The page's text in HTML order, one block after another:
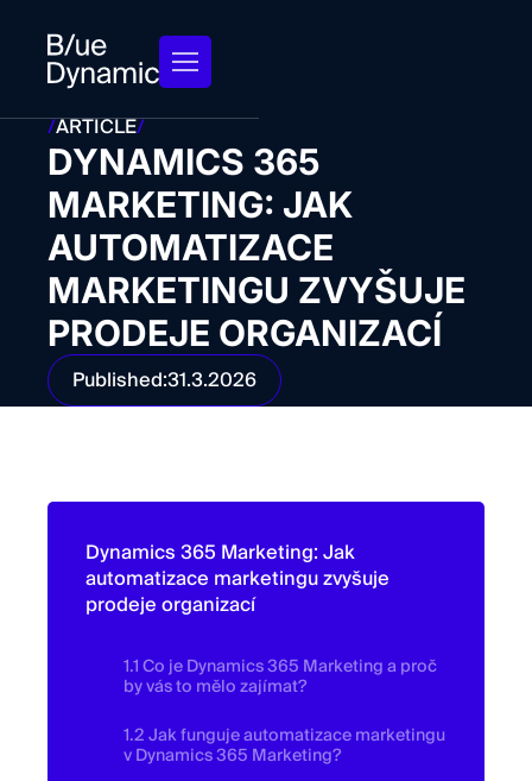
/ARTICLE/
DYNAMICS 365
MARKETING: JAK
AUTOMATIZACE
MARKETINGU ZVYŠUJE
PRODEJE ORGANIZACÍ
Published:31.3.2026
Dynamics 365 Marketing: Jak
automatizace marketingu zvyšuje
prodeje organizací
1.1 Co je Dynamics 365 Marketing a proč
by vás to mělo zajímat?
1.2 Jak funguje automatizace marketingu
v Dynamics 365 Marketing?